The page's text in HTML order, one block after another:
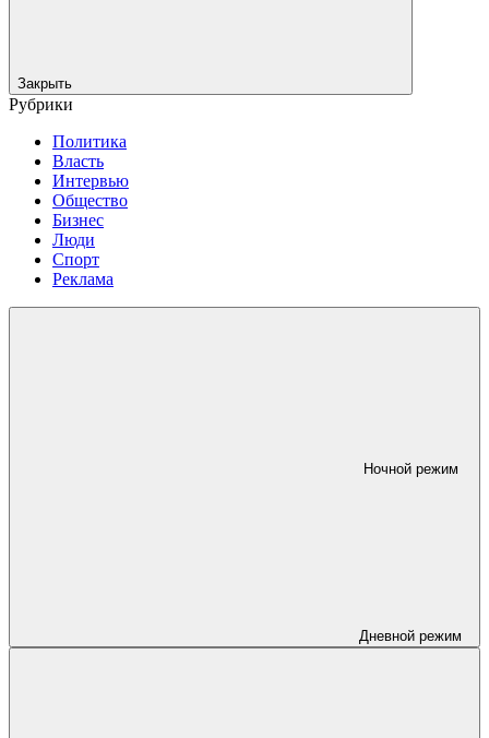
Закрыть
Рубрики
Политика
Власть
Интервью
Общество
Бизнес
Люди
Спорт
Реклама
Ночной режим
Дневной режим